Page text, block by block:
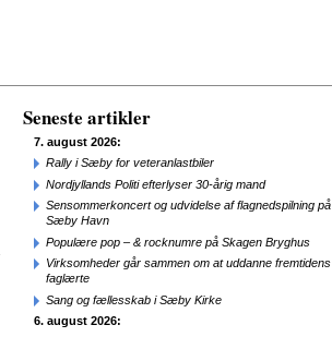
Seneste artikler
7. august 2026:
Rally i Sæby for veteranlastbiler
Nordjyllands Politi efterlyser 30-årig mand
Sensommerkoncert og udvidelse af flagnedspilning på
Sæby Havn
Populære pop – & rocknumre på Skagen Bryghus
Virksomheder går sammen om at uddanne fremtidens
faglærte
Sang og fællesskab i Sæby Kirke
6. august 2026: